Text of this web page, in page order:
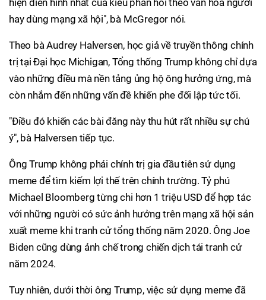
hiện điển hình nhất của kiểu phản hồi theo văn hóa người
hay dùng mạng xã hội", bà McGregor nói.
Theo bà Audrey Halversen, học giả về truyền thông chính
trị tại Đại học Michigan, Tổng thống Trump không chỉ dựa
vào những điều mà nền tảng ủng hộ ông hưởng ứng, mà
còn nhắm đến những vấn đề khiến phe đối lập tức tối.
"Điều đó khiến các bài đăng này thu hút rất nhiều sự chú
ý", bà Halversen tiếp tục.
Ông Trump không phải chính trị gia đầu tiên sử dụng
meme để tìm kiếm lợi thế trên chính trường. Tỷ phú
Michael Bloomberg từng chi hơn 1 triệu USD để hợp tác
với những người có sức ảnh hưởng trên mạng xã hội sản
xuất meme khi tranh cử tổng thống năm 2020. Ông Joe
Biden cũng dùng ảnh chế trong chiến dịch tái tranh cử
năm 2024.
Tuy nhiên, dưới thời ông Trump, việc sử dụng meme đã